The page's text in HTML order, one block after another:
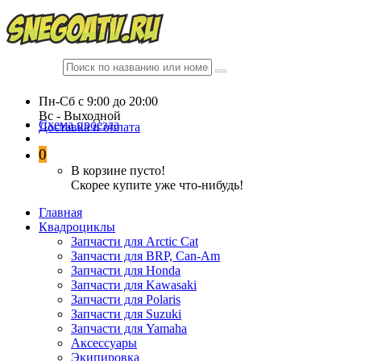
Пн-Сб c 9:00 до 20:00
Вc - Выходной
Схема проезда
Доставка и оплата
0
В корзине пусто!
Скорее купите уже что-нибудь!
Главная
Квадроциклы
Запчасти для Arctic Cat
Запчасти для BRP, Can-Am
Запчасти для Honda
Запчасти для Kawasaki
Запчасти для Polaris
Запчасти для Suzuki
Запчасти для Yamaha
Аксессуары
Экипировка